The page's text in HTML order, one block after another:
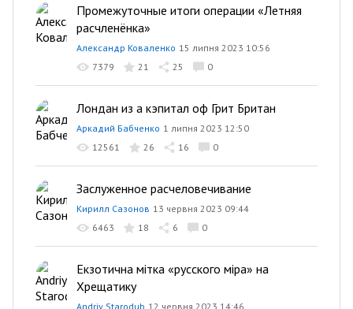
Промежуточные итоги операции «Летняя
расчленёнка»
Александр Коваленко 15 липня 2023 10:56
7379
21 25 0
Лондан из а кэпитал оф Грит Британ
Аркадий Бабченко 1 липня 2023 12:50
12561
26 16 0
Заслуженное расчеловечивание
Кирилл Сазонов 13 червня 2023 09:44
6463
18 6 0
Екзотична мітка «русского міра» на
Хрещатику
Andriy Starodub 12 червня 2023 14:46